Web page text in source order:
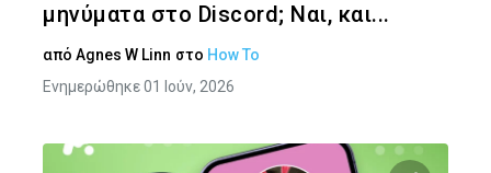
μηνύματα στο Discord; Ναι, και...
από Agnes W Linn στο How To
Ενημερώθηκε 01 Ιούν, 2026